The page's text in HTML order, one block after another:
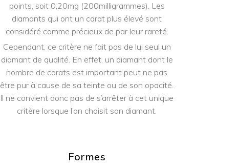
points, soit 0,20mg (200milligrammes). Les
diamants qui ont un carat plus élevé sont
considéré comme précieux de par leur rareté.
Cependant, ce critère ne fait pas de lui seul un
diamant de qualité. En effet, un diamant dont le
nombre de carats est important peut ne pas
être pur à cause de sa teinte ou de son opacité.
Il ne convient donc pas de s’arrêter à cet unique
critère lorsque l’on choisit son diamant.
Formes